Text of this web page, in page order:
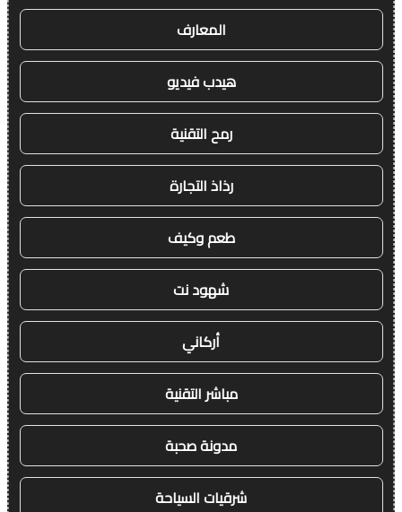
المعارف
هيدب فيديو
رمح التقنية
رذاذ التجارة
طعم وكيف
شهود نت
أركاني
مباشر التقنية
مدونة صحبة
شرقيات السياحة